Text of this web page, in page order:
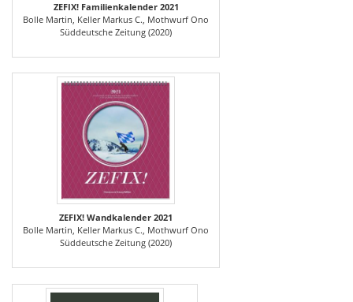
ZEFIX! Familienkalender 2021
Bolle Martin, Keller Markus C., Mothwurf Ono
Süddeutsche Zeitung (2020)
ZEFIX! Wandkalender 2021
Bolle Martin, Keller Markus C., Mothwurf Ono
Süddeutsche Zeitung (2020)